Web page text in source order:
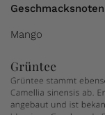
Geschmacksnoten
Mango